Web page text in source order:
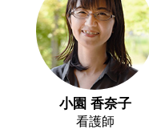
小園 香奈子
看護師